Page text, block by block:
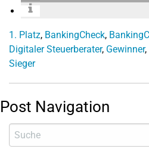
1. Platz, BankingCheck,
Digitaler Steuerberater, Gewinner,
Sieger
Post Navigation